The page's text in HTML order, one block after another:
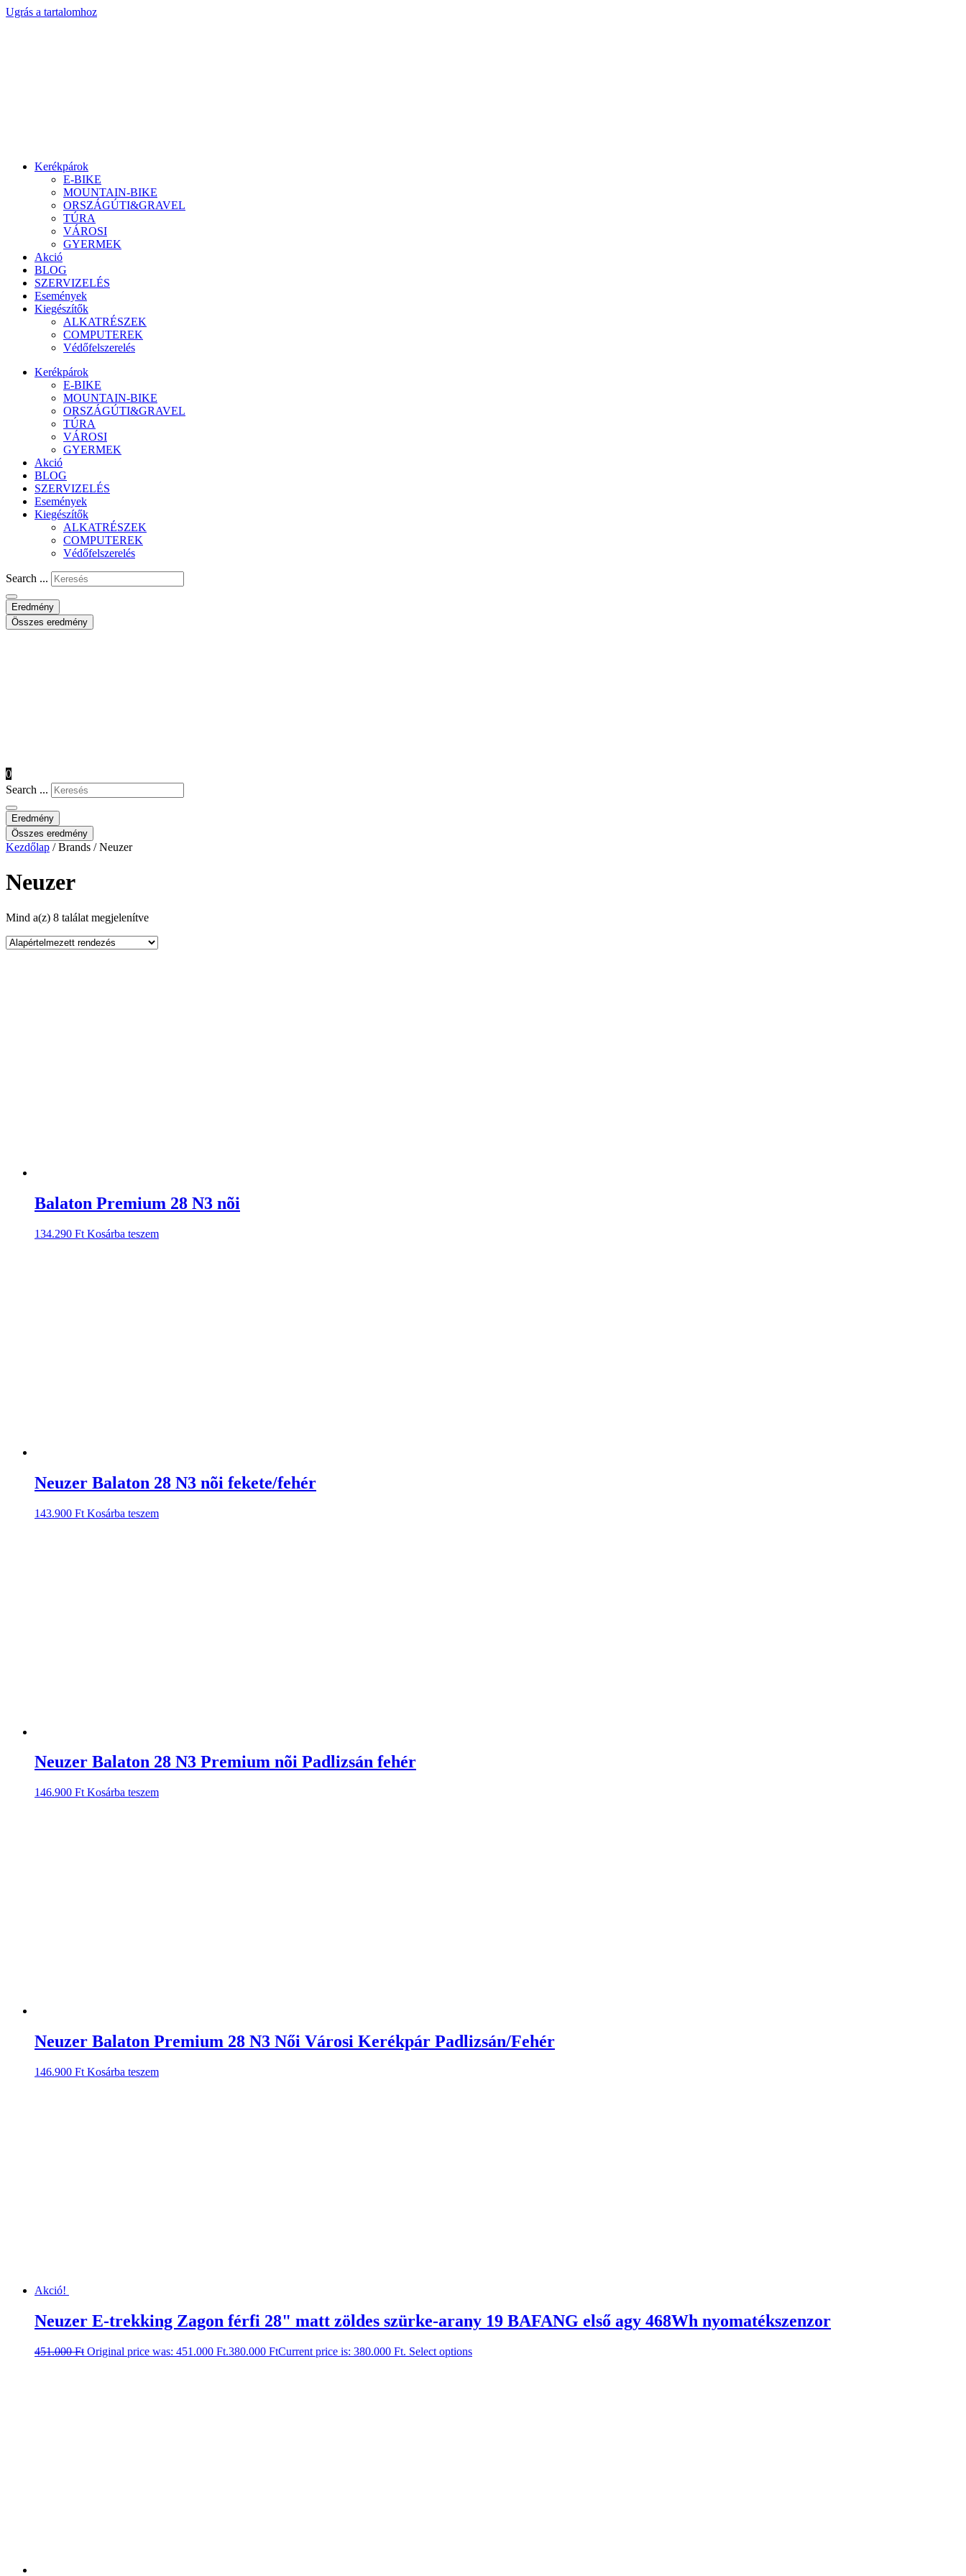
Ugrás a tartalomhoz
Kerékpárok
E-BIKE
MOUNTAIN-BIKE
ORSZÁGÚTI&GRAVEL
TÚRA
VÁROSI
GYERMEK
Akció
BLOG
SZERVIZELÉS
Események
Kiegészítők
ALKATRÉSZEK
COMPUTEREK
Védőfelszerelés
Kerékpárok
E-BIKE
MOUNTAIN-BIKE
ORSZÁGÚTI&GRAVEL
TÚRA
VÁROSI
GYERMEK
Akció
BLOG
SZERVIZELÉS
Események
Kiegészítők
ALKATRÉSZEK
COMPUTEREK
Védőfelszerelés
Search ...
Eredmény
Összes eredmény
0
Search ...
Eredmény
Összes eredmény
Kezdőlap / Brands / Neuzer
Neuzer
Mind a(z) 8 találat megjelenítve
Balaton Premium 28 N3 nõi
134.290 Ft Kosárba teszem
Neuzer Balaton 28 N3 nõi fekete/fehér
143.900 Ft Kosárba teszem
Neuzer Balaton 28 N3 Premium nõi Padlizsán fehér
146.900 Ft Kosárba teszem
Neuzer Balaton Premium 28 N3 Női Városi Kerékpár Padlizsán/Fehér
146.900 Ft Kosárba teszem
Akció!
Neuzer E-trekking Zagon férfi 28" matt zöldes szürke-arany 19 BAFANG első agy 468Wh nyomatékszenzor
451.000Ft Original price was: 451.000 Ft.380.000 FtCurrent price is: 380.000 Ft. Select options